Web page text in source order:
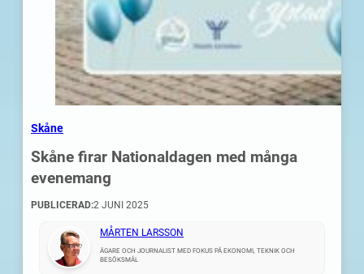
Skåne
Skåne firar Nationaldagen med många
evenemang
PUBLICERAD:2 JUNI 2025
MÅRTEN LARSSON
ÄGARE OCH JOURNALIST MED FOKUS PÅ EKONOMI, TEKNIK OCH
BESÖKSMÅL